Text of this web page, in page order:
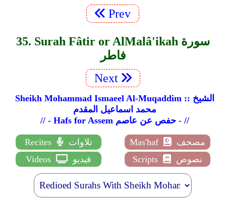
Prev
35. Surah Fâtir or Al­Malâ'ikah سورة
فاطر
Next
Sheikh Mohammad Ismaeel Al-Muqaddim :: الشيخ
محمد اسماعيل المقدم
// - Hafs for Assem حفص عن عاصم - //
Recites تلاوات Mas'haf
مصحف
Videos
فيديو Scripts نصوص